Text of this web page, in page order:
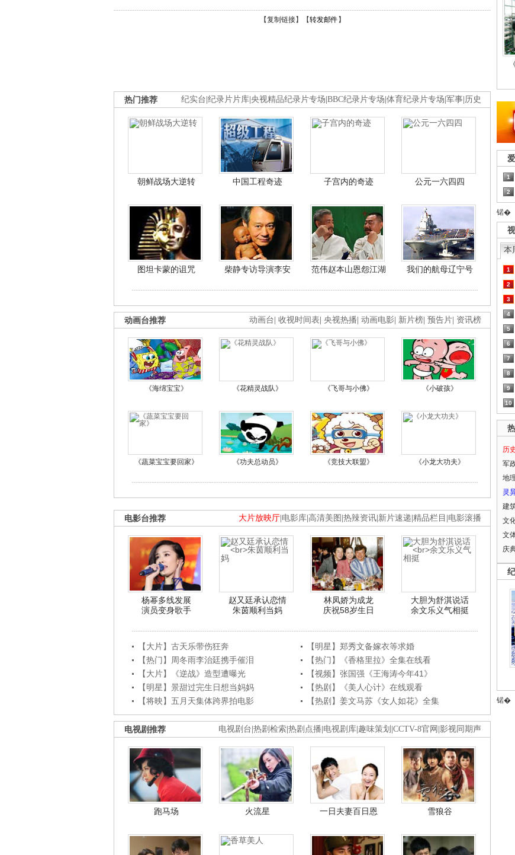
【复制链接】【转发邮件 】
纪实台 纪录片片库 央视精品纪录片专场 BBC纪录片专场 体育纪录片专场 军事 历史
热门推荐
朝鲜战场大逆转 中国工程奇迹 子宫内的奇迹 公元一六四四
图坦卡蒙的诅咒 柴静专访导演李安 范伟赵本山恩怨江湖 我们的航母辽宁号
动画台 收视时间表 央视热播 动画电影 新片榜 预告片 资讯榜
动画台推荐
《海绵宝宝》 《花精灵战队》 《飞哥与小佛》 《小破孩》
《蔬菜宝宝要回家》 《功夫总动员》 《竞技大联盟》 《小龙大功夫》
大片放映厅 电影库 高清美图 热辣资讯 新片速递 精品栏目 电影滚播
电影台推荐
杨幂多线发展
演员变身歌手
赵又廷承认恋情
朱茵顺利当妈
林凤娇为成龙
庆祝58岁生日
大胆为舒淇说话
余文乐义气相挺
【大片】古天乐带伤狂奔
【明星】郑秀文备嫁衣等求婚
【热门】周冬雨李治廷携手催泪
【热门】《香格里拉》全集在线看
【大片】《逆战》造型遭曝光
【视频】张国强《王海涛今年41》
【明星】景甜过完生日想当妈妈
【热剧】《美人心计》在线观看
【将映】五月天集体跨界拍电影
【热剧】姜文马苏《女人如花》全集
电视剧台 热剧检索 热剧点播 电视剧库 趣味策划 CCTV-8官网 影视同期声
电视剧推荐
跑马场 火流星 一日夫妻百日恩 雪狼谷
1
2
锘�
本
1
2
3
4
5
6
7
8
9
10
历
军
地
灵
建
文
文
庆
锘�